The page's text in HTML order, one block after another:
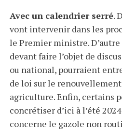
Avec un calendrier serré.
vont intervenir dans les
le Premier ministre. D’autre
devant faire l’objet de
ou national, pourraient
de loi sur le
agriculture. Enfin, certains
concrétiser d’ici à l’été
concerne le gazole non